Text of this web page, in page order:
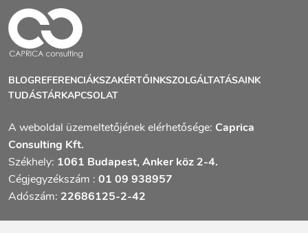
BLOGREFERENCIÁKSZAKÉRTŐINKSZOLGÁLTATÁSAINK
TUDÁSTÁRKAPCSOLAT
A weboldal üzemeltetőjének elérhetősége: Caprica
Consulting Kft.
Székhely: 1061 Budapest, Anker köz 2-4.
Cégjegyzékszám : 01 09 938957
Adószám: 22686125-2-42